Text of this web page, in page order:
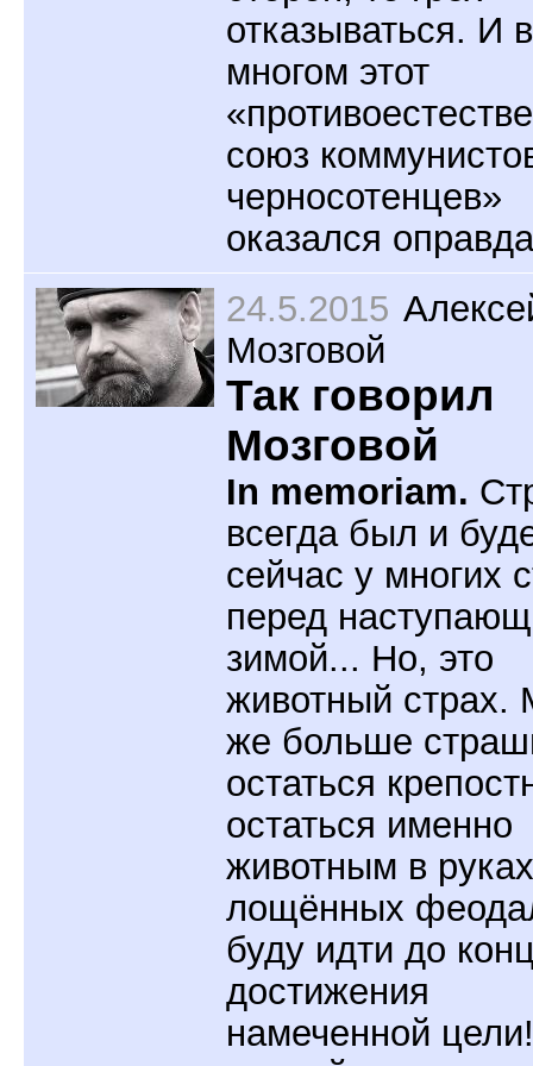
отказываться. И
многом этот
союз
черносотенцев»
оказался
24.5.2015
Мозговой
Так говорил
Мозговой
In memoriam.
всегда был и
сейчас у многих
перед
зимой... Но, это
животный страх.
же больше
остаться
остаться именно
животным в руках
лощённых
буду идти до
достижения
намеченной